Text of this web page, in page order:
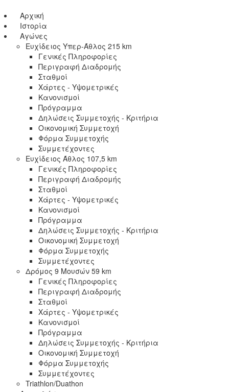
Αρχική
Ιστορία
Αγώνες
Ευχίδειος Υπερ-Άθλος 215 km
Γενικές Πληροφορίες
Περιγραφή Διαδρομής
Σταθμοί
Χάρτες - Υψομετρικές
Κανονισμοί
Πρόγραμμα
Δηλώσεις Συμμετοχής - Κριτήρια
Οικονομική Συμμετοχή
Φόρμα Συμμετοχής
Συμμετέχοντες
Ευχίδειος Άθλος 107,5 km
Γενικές Πληροφορίες
Περιγραφή Διαδρομής
Σταθμοί
Χάρτες - Υψομετρικές
Κανονισμοί
Πρόγραμμα
Δηλώσεις Συμμετοχής - Κριτήρια
Οικονομική Συμμετοχή
Φόρμα Συμμετοχής
Συμμετέχοντες
Δρόμος 9 Μουσών 59 km
Γενικές Πληροφορίες
Περιγραφή Διαδρομής
Σταθμοί
Χάρτες - Υψομετρικές
Κανονισμοί
Πρόγραμμα
Δηλώσεις Συμμετοχής - Κριτήρια
Οικονομική Συμμετοχή
Φόρμα Συμμετοχής
Συμμετέχοντες
Triathlon/Duathon